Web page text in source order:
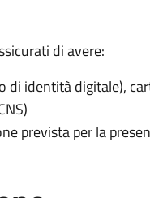
di avere:
di identità digitale),
prevista per la